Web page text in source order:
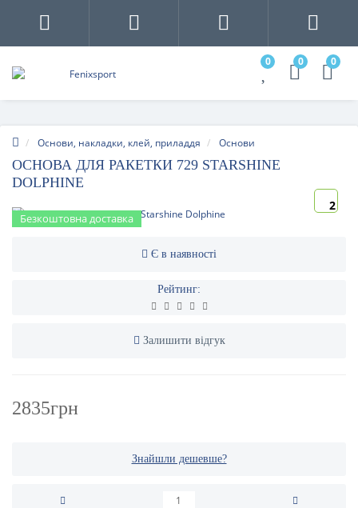
0 0 0
Основи, накладки, клей, приладдя Основи
ОСНОВА ДЛЯ РАКЕТКИ 729 STARSHINE
DOLPHINE
Безкоштовна доставка
2
Є в наявності
Рейтинг:
Залишити відгук
2835грн
Знайшли дешевше?